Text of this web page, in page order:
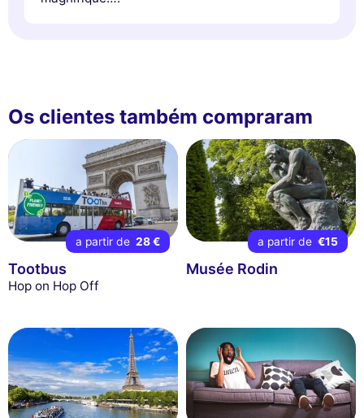
Os clientes também compraram
a partir de 28 €
Tootbus
Hop on Hop Off
a partir de €15
Musée Rodin